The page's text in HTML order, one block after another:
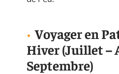
Voyager en
Hiver (Juillet –
Septembre)